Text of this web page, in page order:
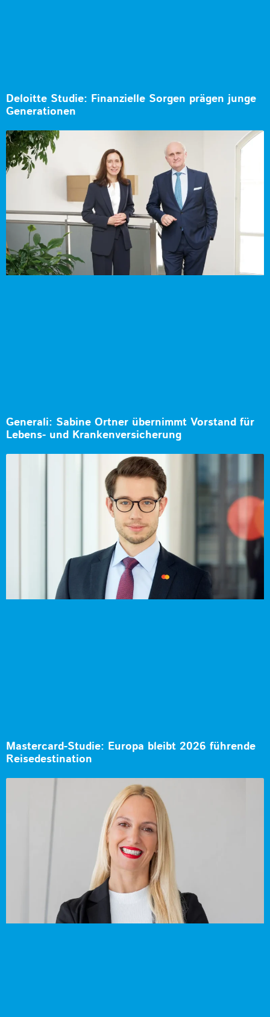
Deloitte Studie: Finanzielle Sorgen prägen junge
Generationen
Generali: Sabine Ortner übernimmt Vorstand für
Lebens- und Krankenversicherung
Mastercard-Studie: Europa bleibt 2026 führende
Reisedestination